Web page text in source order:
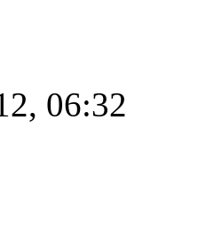
06:32